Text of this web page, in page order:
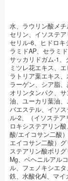
水、ラウリン酸メ
セリン、イソステ
セリル-6、ヒドロ
ラミドAP、セラミ
サッカリドガム-1
ミツレ花エキス、
ラトリア葉エキス
ラーゲン、シア脂
オリンタンパク、
油、ユーカリ葉油
バエステル、イソ
ル-2、（イソステ
ロキシステアリン
酸/エイコサン二酸
エイコサン二酸）
ステアリン酸ポリ
Mg、ベヘニルアル
ル、フェノキシエ
鉄、水酸化Al、マイ